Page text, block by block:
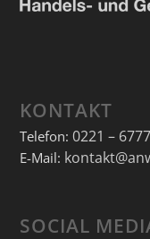
KONTAKT
Telefon: 0221 –
E-Mail:
SOCIAL